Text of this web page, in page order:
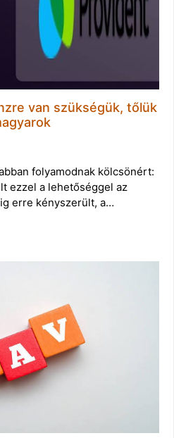
van szükségük, tőlük
folyamodnak kölcsönért:
ezzel a lehetőséggel az
erre kényszerült, a…